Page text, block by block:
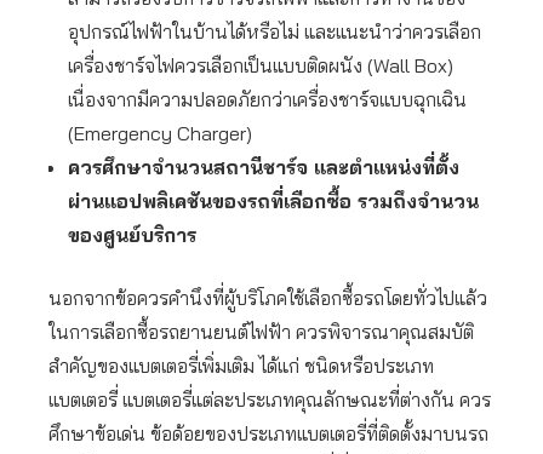
อุปกรณ์ไฟฟ้าในบ้านได้หรือไม่ และแนะนำว่าควรเลือก
เครื่องชาร์จไฟควรเลือกเป็นแบบติดผนัง (Wall Box)
เนื่องจากมีความปลอดภัยกว่าเครื่องชาร์จแบบฉุกเฉิน
(Emergency Charger)
ควรศึกษาจำนวนสถานีชาร์จ และตำแหน่งที่ตั้ง
ผ่านแอปพลิเคชันของรถที่เลือกซื้อ รวมถึงจำนวน
ของศูนย์บริการ
นอกจากข้อควรคำนึงที่ผู้บริโภคใช้เลือกซื้อรถโดยทั่วไปแล้ว
ในการเลือกซื้อรถยานยนต์ไฟฟ้า ควรพิจารณาคุณสมบัติ
สำคัญของแบตเตอรี่เพิ่มเติม ได้แก่ ชนิดหรือประเภท
แบตเตอรี่ แบตเตอรี่แต่ละประเภทคุณลักษณะที่ต่างกัน ควร
ศึกษาข้อเด่น ข้อด้อยของประเภทแบตเตอรี่ที่ติดตั้งมาบนรถ